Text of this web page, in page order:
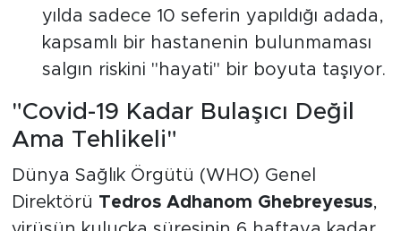
yılda sadece 10 seferin yapıldığı adada,
kapsamlı bir hastanenin bulunmaması
salgın riskini "hayati" bir boyuta taşıyor.
"Covid-19 Kadar Bulaşıcı Değil
Ama Tehlikeli"
Dünya Sağlık Örgütü (WHO) Genel
Direktörü Tedros Adhanom Ghebreyesus,